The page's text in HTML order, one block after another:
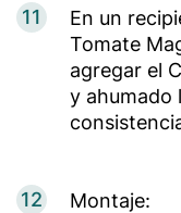
11
En un
Tomate
agregar el
y ahumado
12 Montaje: